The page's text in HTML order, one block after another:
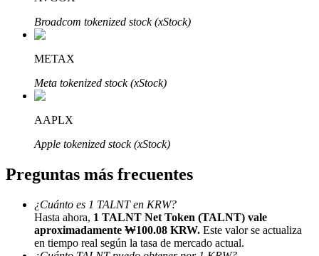
Referencia
Invita a un amigo para recibir recompensas en efectivo
Broadcom tokenized stock (xStock)
METAX
Meta tokenized stock (xStock)
AAPLX
Apple tokenized stock (xStock)
Preguntas más frecuentes
¿Cuánto es 1 TALNT en KRW?
Hasta ahora, 1 TALNT Net Token (TALNT) vale
aproximadamente ₩100.08 KRW. Este valor se actualiza
en tiempo real según la tasa de mercado actual.